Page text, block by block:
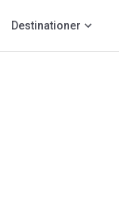
Destinationer